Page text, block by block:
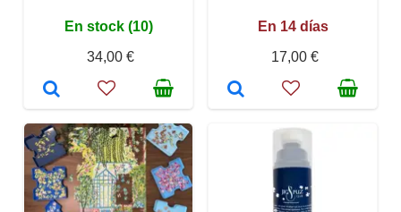
En stock (10)
34,00 €
En 14 días
17,00 €